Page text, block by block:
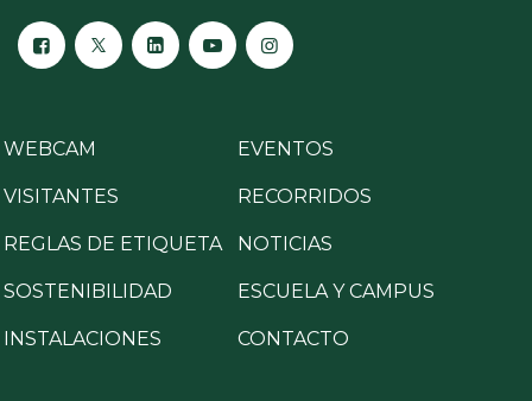
WEBCAM EVENTOS
VISITANTES RECORRIDOS
REGLAS DE ETIQUETA NOTICIAS
SOSTENIBILIDAD ESCUELA Y CAMPUS
INSTALACIONES CONTACTO